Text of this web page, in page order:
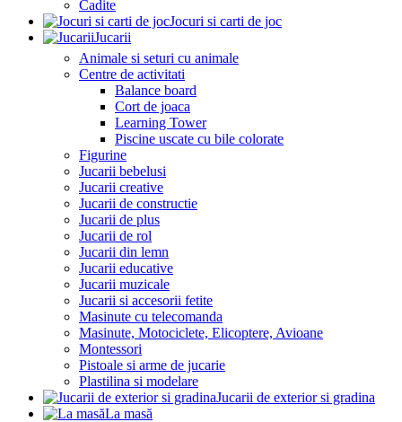
Cadite
Jocuri si carti de joc
Jucarii
Animale si seturi cu animale
Centre de activitati
Balance board
Cort de joaca
Learning Tower
Piscine uscate cu bile colorate
Figurine
Jucarii bebelusi
Jucarii creative
Jucarii de constructie
Jucarii de plus
Jucarii de rol
Jucarii din lemn
Jucarii educative
Jucarii muzicale
Jucarii si accesorii fetite
Masinute cu telecomanda
Masinute, Motociclete, Elicoptere, Avioane
Montessori
Pistoale si arme de jucarie
Plastilina si modelare
Jucarii de exterior si gradina
La masă